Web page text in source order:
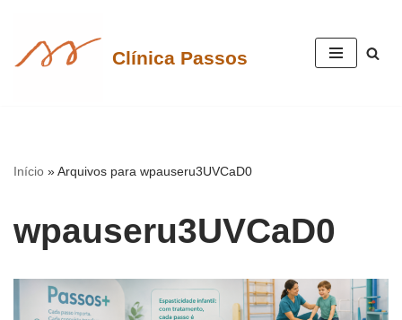
Pular
Clínica Passos
Início »Arquivos para wpauseru3UVCaD0
wpauseru3UVCaD0